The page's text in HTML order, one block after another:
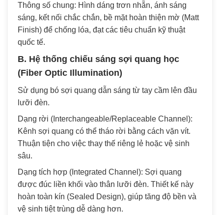
Thông số chung: Hình dáng trơn nhẵn, ánh sáng
sáng, kết nối chắc chắn, bề mặt hoàn thiện mờ (Matt
Finish) để chống lóa, đạt các tiêu chuẩn kỹ thuật
quốc tế.
B. Hệ thống chiếu sáng sợi quang học
(Fiber Optic Illumination)
Sử dụng bó sợi quang dẫn sáng từ tay cầm lên đầu
lưỡi đèn.
Dạng rời (Interchangeable/Replaceable Channel):
Kênh sợi quang có thể tháo rời bằng cách vặn vít.
Thuận tiện cho việc thay thế riêng lẻ hoặc vệ sinh
sâu.
Dạng tích hợp (Integrated Channel): Sợi quang
được đúc liền khối vào thân lưỡi đèn. Thiết kế này
hoàn toàn kín (Sealed Design), giúp tăng độ bền và
vệ sinh tiệt trùng dễ dàng hơn.